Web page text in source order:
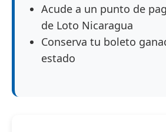
Acude a un punto de
de Loto Nicaragua
Conserva tu boleto
estado